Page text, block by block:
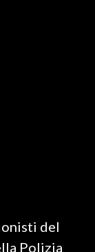
del
Polizia